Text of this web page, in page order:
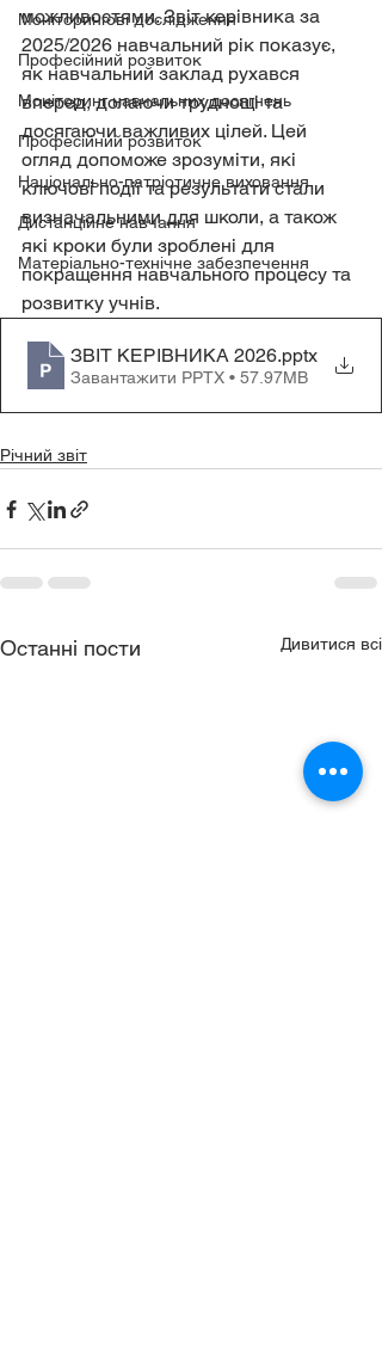
Моніторингові дослідження
Професійний розвиток
Моніторинг навчальних досягнень
Професійний розвиток
Національно-патріотичне виховання
Дистанційне навчання
Матеріально-технічне забезпечення
можливостями. Звіт керівника за
2025/2026 навчальний рік показує,
як навчальний заклад рухався
вперед, долаючи труднощі та
досягаючи важливих цілей. Цей
огляд допоможе зрозуміти, які
ключові події та результати стали
визначальними для школи, а також
які кроки були зроблені для
покращення навчального процесу та
розвитку учнів.
ЗВІТ КЕРІВНИКА 2026.pptx
Завантажити PPTX • 57.97MB
Річний звіт
Останні пости Дивитися всі